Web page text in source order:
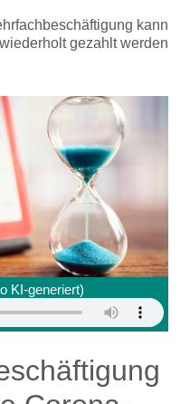
kann
gezahlt werden
KI-generiert)